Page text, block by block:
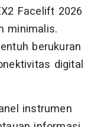
Facelift 2026
minimalis.
berukuran
digital
instrumen